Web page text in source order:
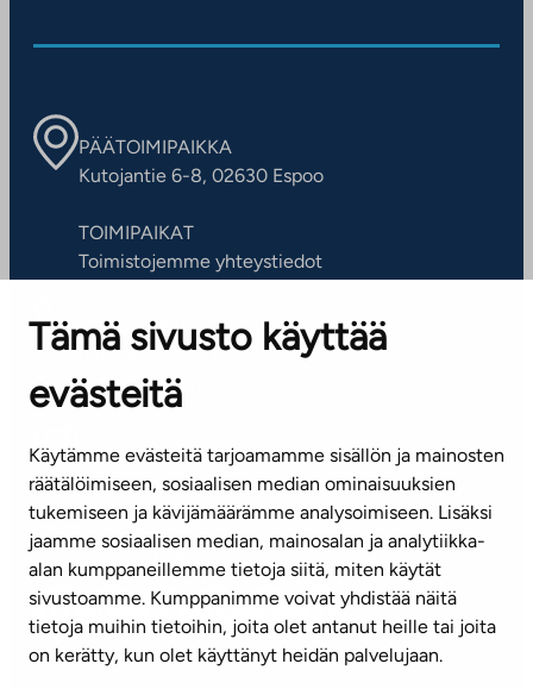
Tämä sivusto käyttää
evästeitä
Käytämme evästeitä tarjoamamme sisällön ja mainosten
räätälöimiseen, sosiaalisen median ominaisuuksien
tukemiseen ja kävijämäärämme analysoimiseen. Lisäksi
jaamme sosiaalisen median, mainosalan ja analytiikka-
alan kumppaneillemme tietoja siitä, miten käytät
sivustoamme. Kumppanimme voivat yhdistää näitä
tietoja muihin tietoihin, joita olet antanut heille tai joita
on kerätty, kun olet käyttänyt heidän palvelujaan.
PÄÄTOIMIPAIKKA
Kutojantie 6-8, 02630 Espoo
TOIMIPAIKAT
Toimistojemme yhteystiedot
ASIAKASPALVELUKESKUS
Puh. 045 7734 3777
(arkisin klo 8-16)
info@ta.fi
Tilaa uutiskirje
Mediapankki